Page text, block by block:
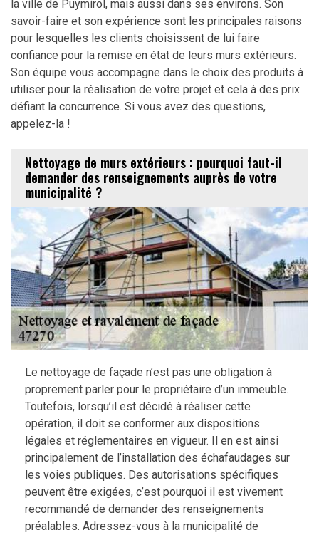
la ville de Puymirol, mais aussi dans ses environs. Son
savoir-faire et son expérience sont les principales raisons
pour lesquelles les clients choisissent de lui faire
confiance pour la remise en état de leurs murs extérieurs.
Son équipe vous accompagne dans le choix des produits à
utiliser pour la réalisation de votre projet et cela à des prix
défiant la concurrence. Si vous avez des questions,
appelez-la !
Nettoyage de murs extérieurs : pourquoi faut-il
demander des renseignements auprès de votre
municipalité ?
Le nettoyage de façade n’est pas une obligation à
proprement parler pour le propriétaire d’un immeuble.
Toutefois, lorsqu’il est décidé à réaliser cette
opération, il doit se conformer aux dispositions
légales et réglementaires en vigueur. Il en est ainsi
principalement de l’installation des échafaudages sur
les voies publiques. Des autorisations spécifiques
peuvent être exigées, c’est pourquoi il est vivement
recommandé de demander des renseignements
préalables. Adressez-vous à la municipalité de